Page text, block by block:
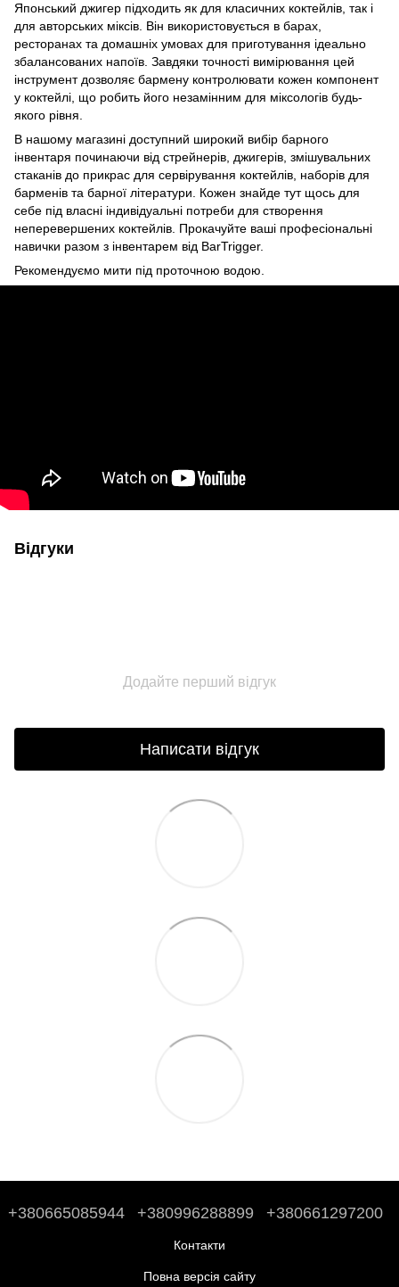
Японський джигер підходить як для класичних коктейлів, так і
для авторських міксів. Він використовується в барах,
ресторанах та домашніх умовах для приготування ідеально
збалансованих напоїв. Завдяки точності вимірювання цей
інструмент дозволяє бармену контролювати кожен компонент
у коктейлі, що робить його незамінним для міксологів будь-
якого рівня.
В нашому магазині доступний широкий вибір барного
інвентаря починаючи від стрейнерів, джигерів, змішувальних
стаканів до прикрас для сервірування коктейлів, наборів для
барменів та барної літератури. Кожен знайде тут щось для
себе під власні індивідуальні потреби для створення
неперевершених коктейлів. Прокачуйте ваші професіональні
навички разом з інвентарем від BarTrigger.
Рекомендуємо мити під проточною водою.
Відгуки
Додайте перший відгук
Написати відгук
+380665085944 +380996288899 +380661297200
Контакти
Повна версія сайту